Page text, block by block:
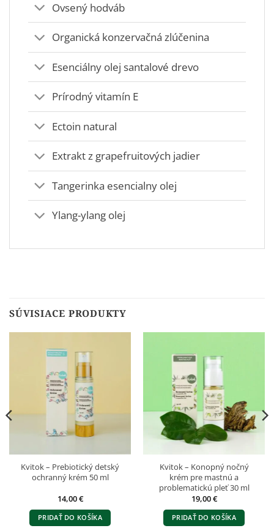
Ovsený hodváb
Organická konzervačná zlúčenina
Esenciálny olej santalové drevo
Prírodný vitamín E
Ectoin natural
Extrakt z grapefruitových jadier
Tangerinka esencialny olej
Ylang-ylang olej
SÚVISIACE PRODUKTY
Kvitok – Prebiotický detský
ochranný krém 50 ml
14,00€
PRIDAŤ DO KOŠÍKA
Kvitok – Konopný nočný
krém pre mastnú a
problematickú pleť 30 ml
19,00€
PRIDAŤ DO KOŠÍKA